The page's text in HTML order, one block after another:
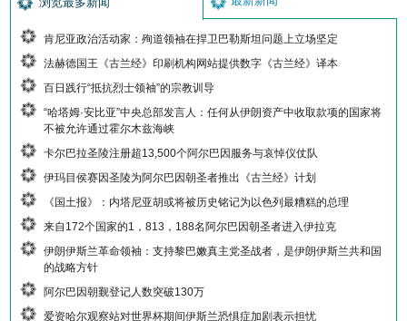
肯尼亚政治活动家：殉道领袖在捍卫巴勒斯坦问题上立场坚定
法赫德国王《古兰经》印刷机构网站提供数字《古兰经》译本
百日践行“抵抗烈士领袖”的宗教训导
“哈塔姆·安比亚”中央总部发言人：任何从伊朗资产中收取款项的国家将
不被允许通过霍尔木兹海峡
卡尔巴拉圣陵注册超13,500个阿尔巴因服务与哀悼仪仗队
伊玛目侯赛因圣陵为阿尔巴因朝圣者推出《古兰经》计划
《国土报》：内塔尼亚胡或将被历史铭记为以色列最糟糕的总理
来自172个国家的1，813，188名阿尔巴因朝圣者进入伊拉克
伊朗伊斯兰革命领袖：支持黎巴嫩真主党圣战者，是伊朗伊斯兰共和国
的战略方针
阿尔巴因朝觐登记人数突破130万
爱资哈尔观察站对世界杯期间伊斯兰恐惧症加剧表示担忧